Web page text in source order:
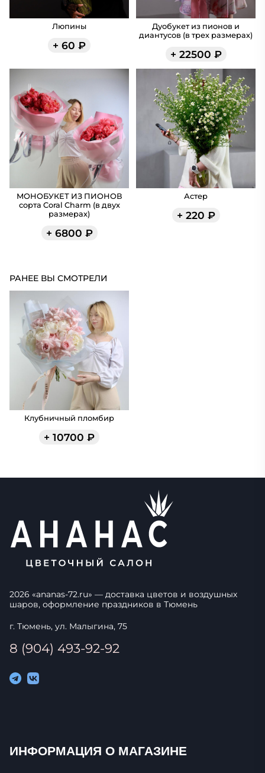
Люпины
+ 60 ₽
Дуобукет из пионов и
диантусов (в трех размерах)
+ 22500 ₽
МОНОБУКЕТ ИЗ ПИОНОВ
сорта Coral Charm (в двух
размерах)
+ 6800 ₽
Астер
+ 220 ₽
РАНЕЕ ВЫ СМОТРЕЛИ
Клубничный пломбир
+ 10700 ₽
2026 «ananas-72.ru» — доставка цветов и воздушных
шаров, оформление праздников в Тюмень
г. Тюмень, ул. Малыгина, 75
8 (904) 493-92-92
ИНФОРМАЦИЯ О МАГАЗИНЕ